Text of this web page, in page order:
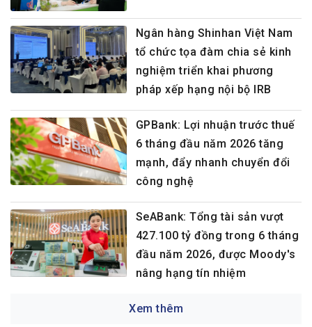
Ngân hàng Shinhan Việt Nam
tổ chức tọa đàm chia sẻ kinh
nghiệm triển khai phương
pháp xếp hạng nội bộ IRB
GPBank: Lợi nhuận trước thuế
6 tháng đầu năm 2026 tăng
mạnh, đẩy nhanh chuyển đổi
công nghệ
SeABank: Tổng tài sản vượt
427.100 tỷ đồng trong 6 tháng
đầu năm 2026, được Moody's
nâng hạng tín nhiệm
Xem thêm